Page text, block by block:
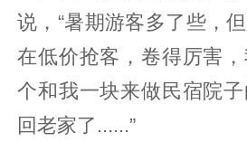
说，“暑期游客多了些，
在低价抢客，卷得厉害
个和我一块来做民宿院
回老家了......”